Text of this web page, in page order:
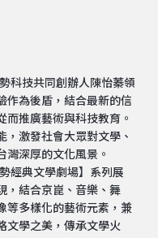
科技共同創辦人陳怡蓁領
作為後盾，結合最新的信
而推廣藝術與科技教育。
，激發社會大眾對文學、
灣深厚的文化風景。
經典文學劇場】系列展
，結合京崑、音樂、舞
等多樣化的藝術元素，兼
文學之美，傳承文學火